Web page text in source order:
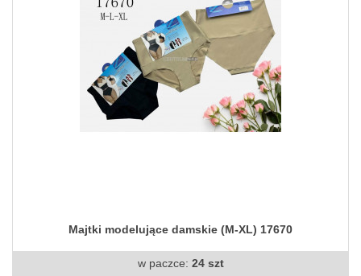
Majtki modelujące damskie (M-XL) 17670
w paczce: 24 szt